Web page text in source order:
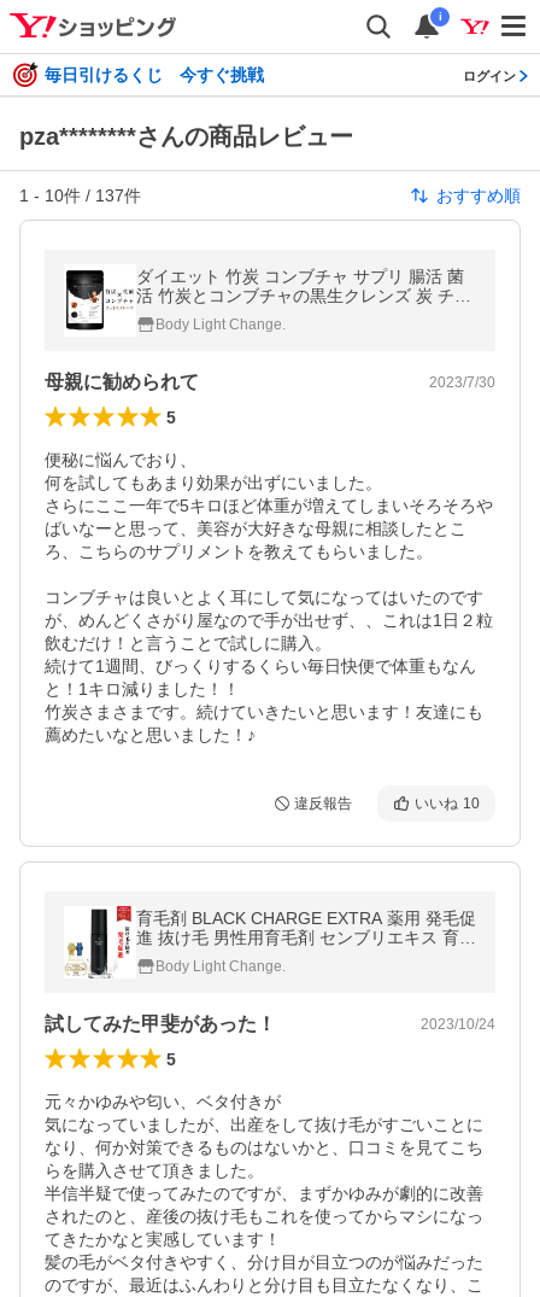
i
毎日引けるくじ 今すぐ挑戦 ログイン
pza********さんの商品レビュー
1 - 10件 / 137件 おすすめ順
ダイエット 竹炭 コンブチャ サプリ 腸活 菌
活 竹炭とコンブチャの黒生クレンズ 炭 チャ
コール 乳酸菌 食物繊維 サプリメント 30日
分 Body Light Change.
母親に勧められて 2023/7/30
5
便秘に悩んでおり、
何を試してもあまり効果が出ずにいました。
さらにここ一年で5キロほど体重が増えてしまいそろそろや
ばいなーと思って、美容が大好きな母親に相談したとこ
ろ、こちらのサプリメントを教えてもらいました。
コンブチャは良いとよく耳にして気になってはいたのです
が、めんどくさがり屋なので手が出せず、、これは1日２粒
飲むだけ！と言うことで試しに購入。
続けて1週間、びっくりするくらい毎日快便で体重もなん
と！1キロ減りました！！
竹炭さまさまです。続けていきたいと思います！友達にも
薦めたいなと思いました！♪
違反報告 いいね 10
育毛剤 BLACK CHARGE EXTRA 薬用 発毛促
進 抜け毛 男性用育毛剤 センブリエキス 育毛
トニック 送料無料 REQST DIO［医薬部外
品］Body Light Change.
試してみた甲斐があった！ 2023/10/24
5
元々かゆみや匂い、ベタ付きが
気になっていましたが、出産をして抜け毛がすごいことに
なり、何か対策できるものはないかと、口コミを見てこち
らを購入させて頂きました。
半信半疑で使ってみたのですが、まずかゆみが劇的に改善
されたのと、産後の抜け毛もこれを使ってからマシになっ
てきたかなと実感しています！
髪の毛がベタ付きやすく、分け目が目立つのが悩みだった
のですが、最近はふんわりと分け目も目立たなくなり、こ